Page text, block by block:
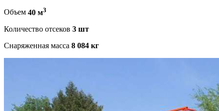
Объем 40 м3
Количество отсеков 3 шт
Снаряженная масса 8 084 кг